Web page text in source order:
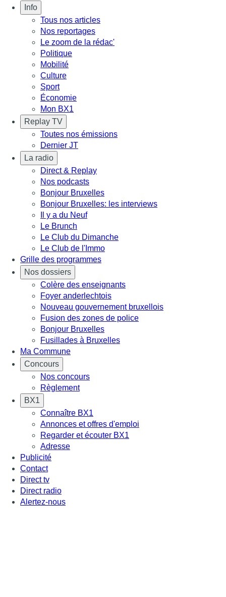
Info
Tous nos articles
Nos reportages
Le zoom de la rédac'
Politique
Mobilité
Culture
Sport
Économie
Mon BX1
Replay TV
Toutes nos émissions
Dernier JT
La radio
Direct & Replay
Nos podcasts
Bonjour Bruxelles
Bonjour Bruxelles: les interviews
Il y a du Neuf
Le Brunch
Le Club du Dimanche
Le Club de l'Immo
Grille des programmes
Nos dossiers
Colère des enseignants
Foyer anderlechtois
Nouveau gouvernement bruxellois
Fusion des zones de police
Bonjour Bruxelles
Fusillades à Bruxelles
Ma Commune
Concours
Nos concours
Règlement
BX1
Connaître BX1
Annonces et offres d'emploi
Regarder et écouter BX1
Adresse
Publicité
Contact
Direct tv
Direct radio
Alertez-nous